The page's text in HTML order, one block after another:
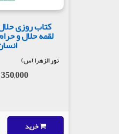
کتاب روزی
لقمه حلال و
نور الزهرا (س)
350,000 تومان
خرید